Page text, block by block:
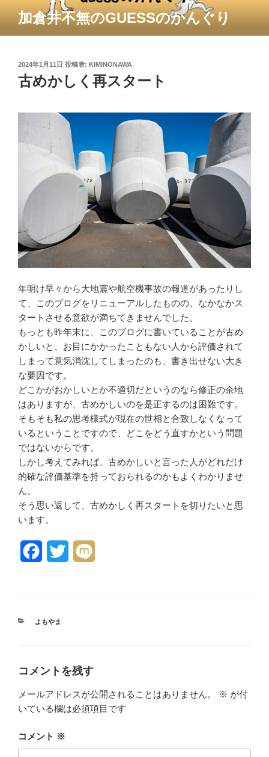
テ
加倉井不無のGUESSのかんぐり
投
日:
2024年1月11日 投稿者: KIMINONAWA
古めかしく再スタート
年明け早々から大地震や航空機事故の報道があったりし
て、このブログをリニューアルしたものの、なかなかス
タートさせる意欲が満ちてきませんでした。
もっとも昨年末に、このブログに書いていることが古め
かしいと、お目にかかったこともない人から評価されて
しまって意気消沈してしまったのも、書き出せない大き
な要因です。
どこかがおかしいとか不適切だというのなら修正の余地
はありますが、古めかしいのを是正するのは困難です。
そもそも私の思考様式が現在の世相と合致しなくなって
いるということですので、どこをどう直すかという問題
ではないからです。
しかし考えてみれば、古めかしいと言った人がどれだけ
的確な評価基準を持っておられるのかもよくわかりませ
ん。
そう思い返して、古めかしく再スタートを切りたいと思
います。
カ
よもやま
コメントを残す
メールアドレスが公開されることはありません。 ※ が付
いている欄は必須項目です
コメント ※